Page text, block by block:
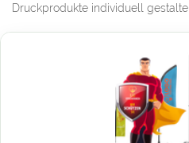
Druckprodukte individuell